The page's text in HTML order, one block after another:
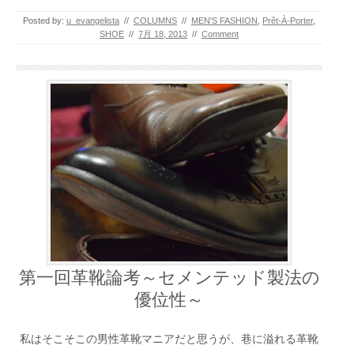
Posted by: u_evangelista // COLUMNS // MEN'S FASHION Prêt-À-Porter,
SHOE // 7月 18, 2013 // Comment
第一回革靴論考～セメンテッド製法の
優位性～
私はそこそこの男性革靴マニアだと思うが、巷に溢れる革靴